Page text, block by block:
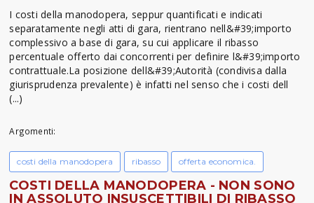
I costi della manodopera, seppur quantificati e indicati
separatamente negli atti di gara, rientrano nell&#39;importo
complessivo a base di gara, su cui applicare il ribasso
percentuale offerto dai concorrenti per definire l&#39;importo
contrattuale.La posizione dell&#39;Autorità (condivisa dalla
giurisprudenza prevalente) è infatti nel senso che i costi dell
(...)
Argomenti:
costi della manodopera ribasso offerta economica.
COSTI DELLA MANODOPERA - NON SONO
IN ASSOLUTO INSUSCETTIBILI DI RIBASSO